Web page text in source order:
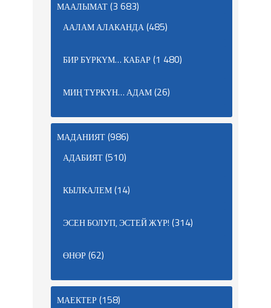
МААЛЫМАТ(3 683)
ААЛАМ АЛАКАНДА(485)
БИР БҮРКҮМ… КАБАР(1 480)
МИҢ ТҮРКҮН… АДАМ(26)
МАДАНИЯТ(986)
АДАБИЯТ(510)
КЫЛКАЛЕМ(14)
ЭСЕН БОЛУП, ЭСТЕЙ ЖҮР! (314)
ӨНӨР(62)
МАЕКТЕР(158)